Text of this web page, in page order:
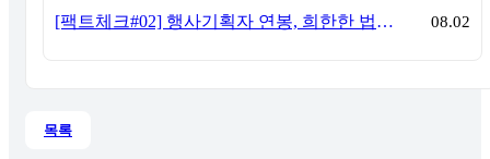
[팩트체크#02] 행사기획자 연봉, 희한한 법칙~ '첨에는 비실, 3년만 지나면 튼실' 08.02
목록